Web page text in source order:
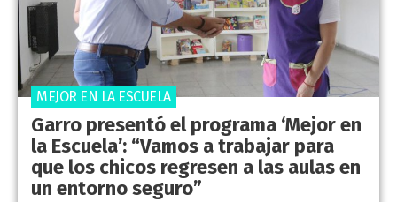
Garro presentó el programa ‘Mejor en
la Escuela’: “Vamos a trabajar para
que los chicos regresen a las aulas en
un entorno seguro”
MEJOR EN LA ESCUELA